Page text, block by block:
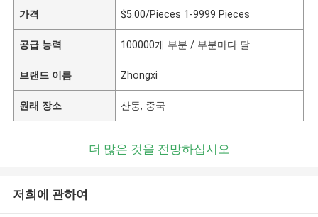
가격 $5.00/Pieces 1-9999 Pieces
공급 능력 100000개 부분 / 부분마다 달
브랜드 이름 Zhongxi
원래 장소 산둥, 중국
더 많은 것을 전망하십시오
저희에 관하여